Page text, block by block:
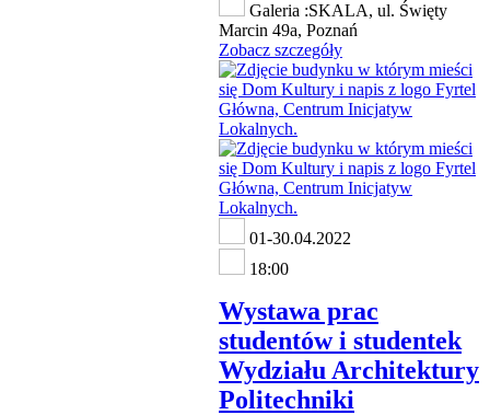
Galeria :SKALA, ul. Święty
Marcin 49a, Poznań
Zobacz szczegóły
01-30.04.2022
18:00
Wystawa prac
studentów i studentek
Wydziału Architektury
Politechniki